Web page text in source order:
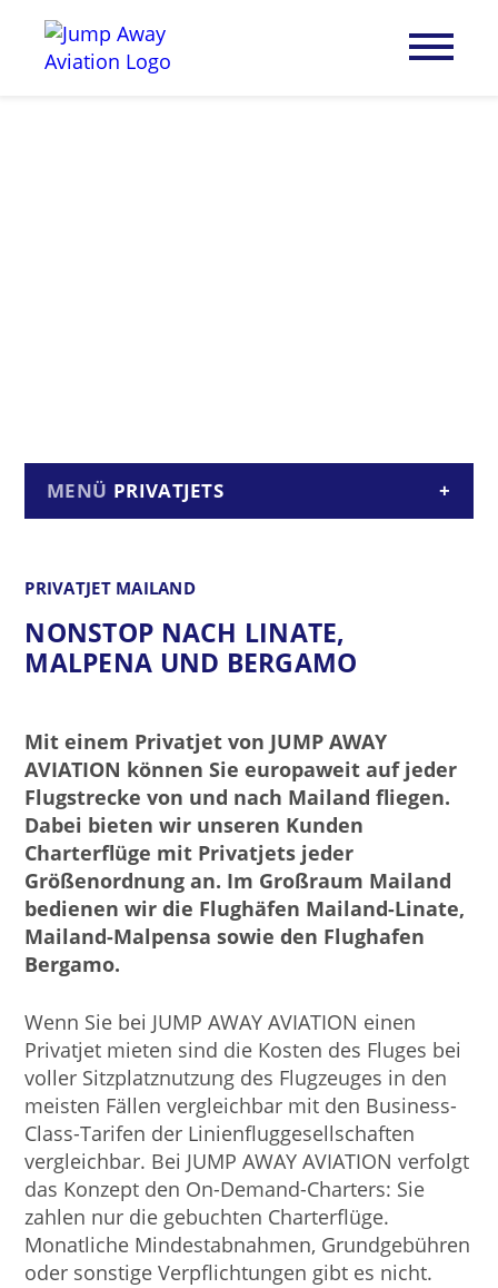
PRIVATJETS
PRIVATJET MAILAND
NONSTOP NACH LINATE,
MALPENA UND BERGAMO
Mit einem Privatjet von JUMP AWAY
AVIATION können Sie europaweit auf jeder
Flugstrecke von und nach Mailand fliegen.
Dabei bieten wir unseren Kunden
Charterflüge mit Privatjets jeder
Größenordnung an. Im Großraum Mailand
bedienen wir die Flughäfen Mailand-Linate,
Mailand-Malpensa sowie den Flughafen
Bergamo.
Wenn Sie bei JUMP AWAY AVIATION einen
Privatjet mieten sind die Kosten des Fluges bei
voller Sitzplatznutzung des Flugzeuges in den
meisten Fällen vergleichbar mit den Business-
Class-Tarifen der Linienfluggesellschaften
vergleichbar. Bei JUMP AWAY AVIATION verfolgt
das Konzept den On-Demand-Charters: Sie
zahlen nur die gebuchten Charterflüge.
Monatliche Mindestabnahmen, Grundgebühren
oder sonstige Verpflichtungen gibt es nicht.